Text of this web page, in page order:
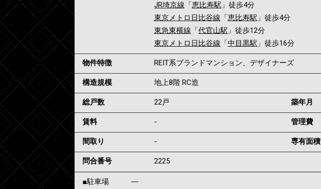
JR埼京線 「恵比寿駅 」徒歩4分
東京メトロ日比谷線 「恵比寿駅 」徒歩4分
東急東横線 「代官山駅 」徒歩12分
東京メトロ日比谷線 「中目黒駅 」徒歩16分
物件特徴 REIT系ブランドマンション、デザイナーズ
構造規模 地上8階 RC造
総戸数 22戸 築年月
賃料 - 管理費
間取り - 専有面積
問合番号 2225
■駐車場 ―